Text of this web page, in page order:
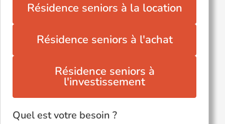
Résidence seniors à la location
Résidence seniors à l'achat
Résidence seniors à
l'investissement
Quel est votre besoin ?